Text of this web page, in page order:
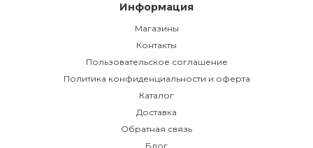
Информация
Магазины
Контакты
Пользовательское соглашение
Политика конфиденциальности и оферта
Каталог
Доставка
Обратная связь
Блог